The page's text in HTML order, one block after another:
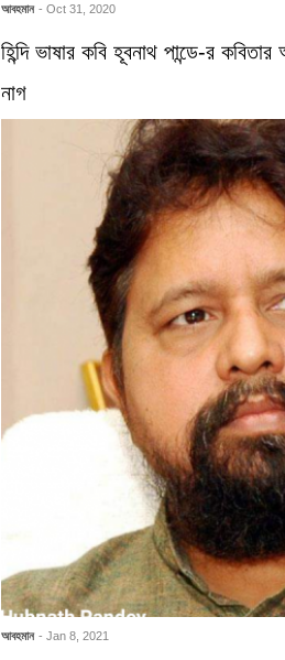
আবহমান - Oct 31, 2020
হিন্দি ভাষার কবি হূবনাথ পান্ডে-র
নাগ
আবহমান - Jan 8, 2021